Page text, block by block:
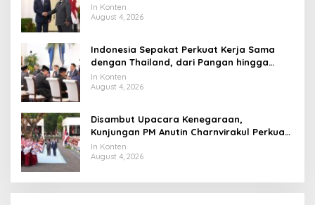
Tahun ke Raja Thailand
In Konten
August 4, 2026
Indonesia Sepakat Perkuat Kerja Sama
dengan Thailand, dari Pangan hingga
Ekonomi Digital
In Konten
August 4, 2026
Disambut Upacara Kenegaraan,
Kunjungan PM Anutin Charnvirakul Perkuat
Hubungan Indonesia-Thailand
In Konten
August 4, 2026